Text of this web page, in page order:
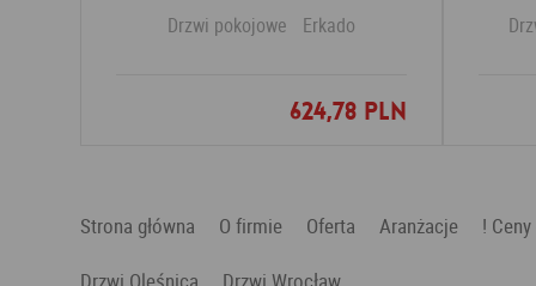
Drzwi pokojowe Erkado
624,78 PLN
Dodaj do ulubionych
Strona główna O firmie Oferta Aranżacje !